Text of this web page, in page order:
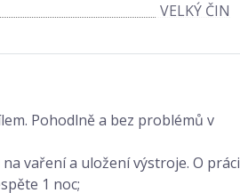
VELKÝ ČIN
Pohodlně a bez problémů v
vaření a uložení výstroje. O práci
1 noc;